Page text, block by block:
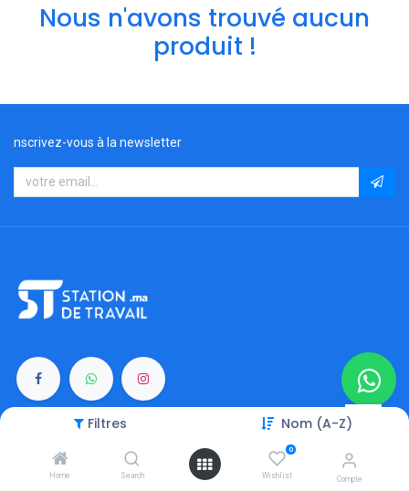
Filtres Nom (A-Z)
Home Search
0
Wishlist Compte
Nous n'avons trouvé aucun
produit !
nscrivez-vous à la newsletter
Catégories
Moniteurs